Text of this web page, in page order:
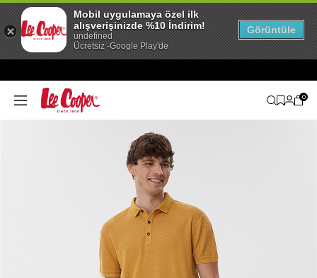
0
Mobil uygulamaya özel ilk
alışverişinizde %10 İndirim!
undefined
Ücretsiz -Google Play'de
Görüntüle